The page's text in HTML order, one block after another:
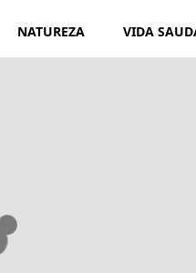
NATUREZA VIDA